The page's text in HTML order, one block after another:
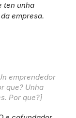
ten unha
empresa.
emprendedor
que? Unha
Por que?]